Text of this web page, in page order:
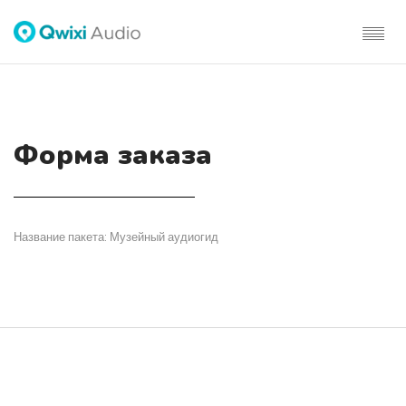
Форма заказа
Название пакета: Музейный аудиогид